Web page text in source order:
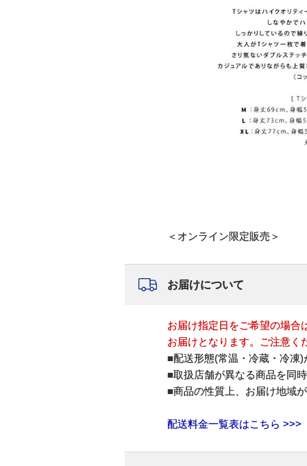
＜オンライン限定販売＞
お届けについて
お届け指定日をご希望の場合
お届けとなります。ご注意く
■配送形態(常温・冷蔵・冷凍
■取扱店舗が異なる商品を同
■商品の性質上、お届け地域
配送料金一覧表はこちら >>>